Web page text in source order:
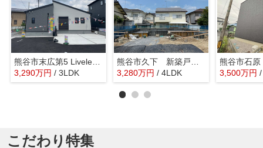
熊谷市末広第5 LiveleGarden.s 新築戸建 全2棟 1号棟
3,290万円 / 3LDK
熊谷市久下 新築戸建 全1区画 1号棟
3,280万円 / 4LDK
熊谷市石
3,500万円
こだわり特集